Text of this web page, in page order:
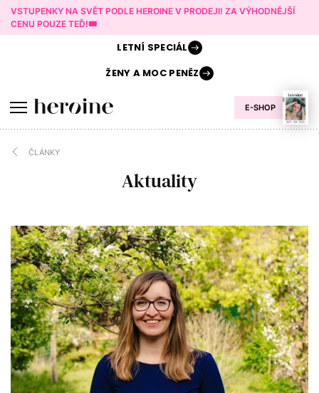
VSTUPENKY NA SVĚT PODLE HEROINE V PRODEJI! ZA VÝHODNĚJŠÍ
CENU POUZE TEĎ!🎟️
E-SHOP
LETNÍ SPECIÁL
ŽENY AMOC PENĚZ
ČLÁNKY
Aktuality